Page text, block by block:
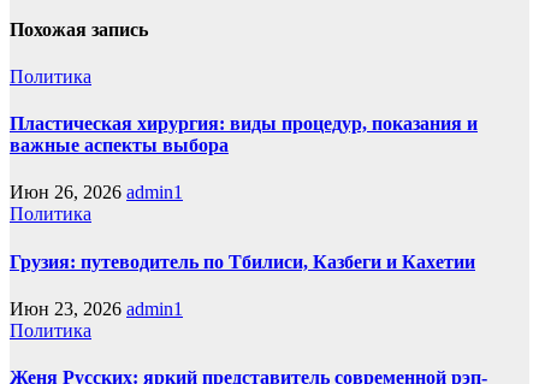
Похожая запись
Политика
Пластическая хирургия: виды процедур, показания и
важные аспекты выбора
Июн 26, 2026 admin1
Политика
Грузия: путеводитель по Тбилиси, Казбеги и Кахетии
Июн 23, 2026 admin1
Политика
Женя Русских: яркий представитель современной рэп-